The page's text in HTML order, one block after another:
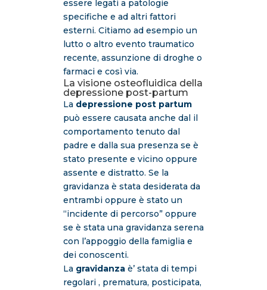
essere legati a patologie
specifiche e ad altri fattori
esterni. Citiamo ad esempio un
lutto o altro evento traumatico
recente, assunzione di droghe o
farmaci e così via.
La visione osteofluidica della
depressione post-partum
La depressione post partum
può essere causata anche dal il
comportamento tenuto dal
padre e dalla sua presenza se è
stato presente e vicino oppure
assente e distratto. Se la
gravidanza è stata desiderata da
entrambi oppure è stato un
“incidente di percorso” oppure
se è stata una gravidanza serena
con l’appoggio della famiglia e
dei conoscenti.
La gravidanzaè’ stata di tempi
regolari , prematura, posticipata,